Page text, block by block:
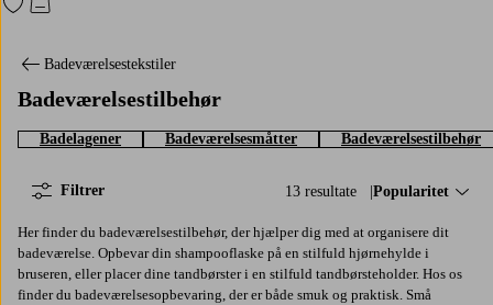
Gå til favoritmarkerede produkter
Gå til indkøbskurven
Badeværelsestekstiler
Badeværelsestilbehør
Badelagener Badeværelsesmåtter Badeværelsestilbehør
13 resultate Sorter efter:
Popularitet
Filtrer
Her finder du badeværelsestilbehør, der hjælper dig med at organisere dit
badeværelse. Opbevar din shampooflaske på en stilfuld hjørnehylde i
bruseren, eller placer dine tandbørster i en stilfuld tandbørsteholder. Hos os
finder du badeværelsesopbevaring, der er både smuk og praktisk. Små